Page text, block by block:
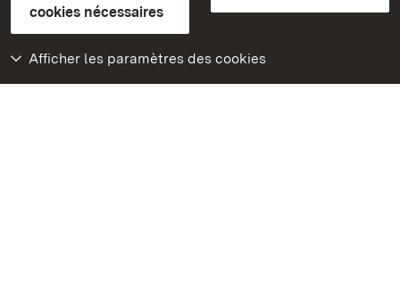
cookies nécessaires
Afficher les paramètres des cookies
Accueil
Monuments
Rendez-nous visite